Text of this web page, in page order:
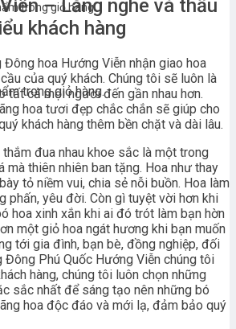
trong giỏ hàng.
trong giỏ hàng.
– Lắng nghe và thấu
khách hàng
hoa Hướng Viễn nhận giao hoa
của quý khách. Chúng tôi sẽ luôn là
tất cả mọi người đến gần nhau hơn.
hoa tươi đẹp chắc chắn sẽ giúp cho
khách hàng thêm bền chặt và dài lâu.
đua nhau khoe sắc là một trong
mà thiên nhiên ban tặng. Hoa như thay
tỏ niềm vui, chia sẻ nỗi buồn. Hoa làm
phấn, yêu đời. Còn gì tuyệt vời hơn khi
hoa xinh xắn khi ai đó trót làm bạn hờn
một giỏ hoa ngát hương khi bạn muốn
tới gia đình, bạn bè, đồng nghiệp, đối
Phú Quốc Hướng Viễn chúng tôi
hàng, chúng tôi luôn chọn những
sắc nhất để sáng tạo nên những bó
hoa độc đáo và mới lạ, đảm bảo quý